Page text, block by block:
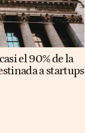
el 90% de la
a startups